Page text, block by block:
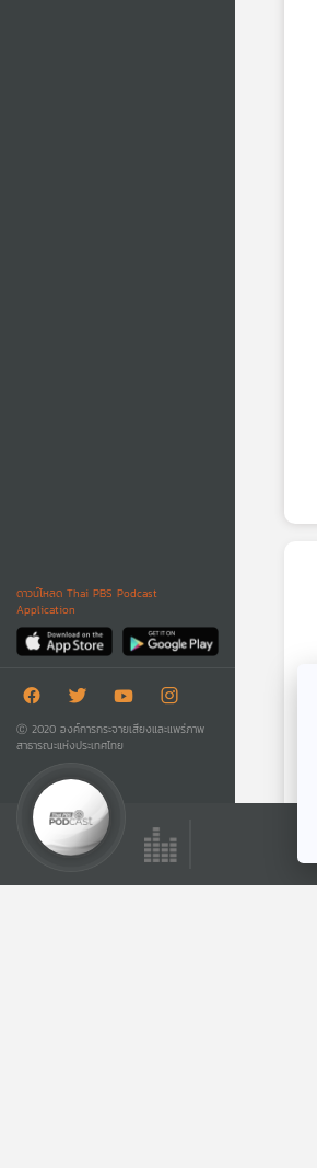
ดาวน์โหลด Thai PBS Podcast
Application
Ⓒ 2020 องค์การกระจายเสียงและแพร่ภาพ
สาธารณะแห่งประเทศไทย